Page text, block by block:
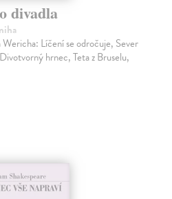
divadla
Líčení se odročuje, Sever
hrnec, Teta z Bruselu,